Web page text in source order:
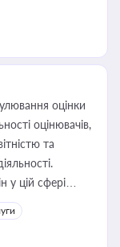
оцінки
оцінювачів,
та
у цій сфері
або
оренди